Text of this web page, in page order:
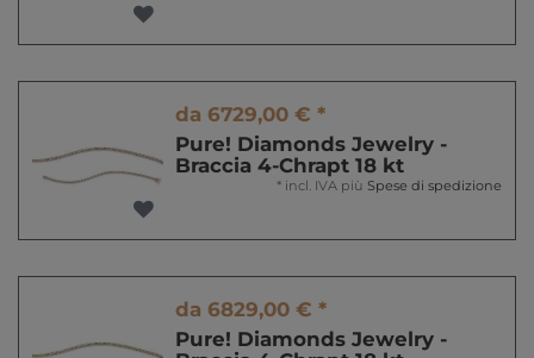
da 6729,00 € *
Pure! Diamonds Jewelry -
Braccia 4-Chrapt 18 kt
* incl. IVA più Spese di spedizione
da 6829,00 € *
Pure! Diamonds Jewelry -